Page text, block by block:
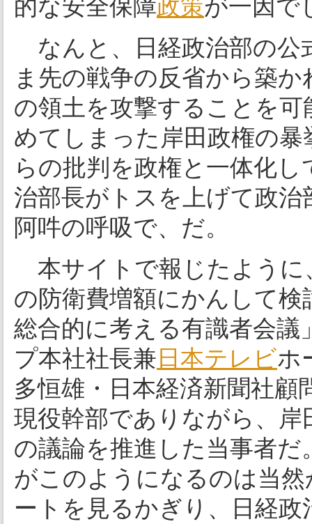
的な安全保障政策が一因で
なんと、日経政治部の公
ま先の戦争の反省から築
の領土を攻撃することを
めてしまった岸田政権の
らの批判を政権と一体化
治部長がトスを上げて政
阿吽の呼吸で、だ。
本サイトで報じたように
の防衛費増額にかんして
総合的に考える有識者会議
プ本社社長兼 日本テレビホ
多恒雄・日本経済新聞社
現役幹部でありながら、
の議論を推進した当事者
がこのようになるのは当
ートを見るかぎり、日経